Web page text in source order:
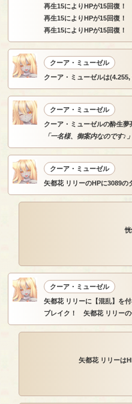
再生15によりHPが15回復！
再生15によりHPが15回復！
再生15によりHPが15回復！
クーア・ミューゼル
クーア・ミューゼルは(4.255,
クーア・ミューゼル
クーア・ミューゼルの酔生夢
「一名様、御案内なのです♪」
クーア・ミューゼル
矢都花 リリーのHPに3089の
クーア・ミューゼル
矢都花 リリーに【混乱】を付
ブレイク！ 矢都花 リリーの
矢都花 リリーは